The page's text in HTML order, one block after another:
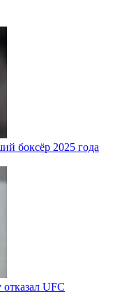
боксёр 2025 года
UFC